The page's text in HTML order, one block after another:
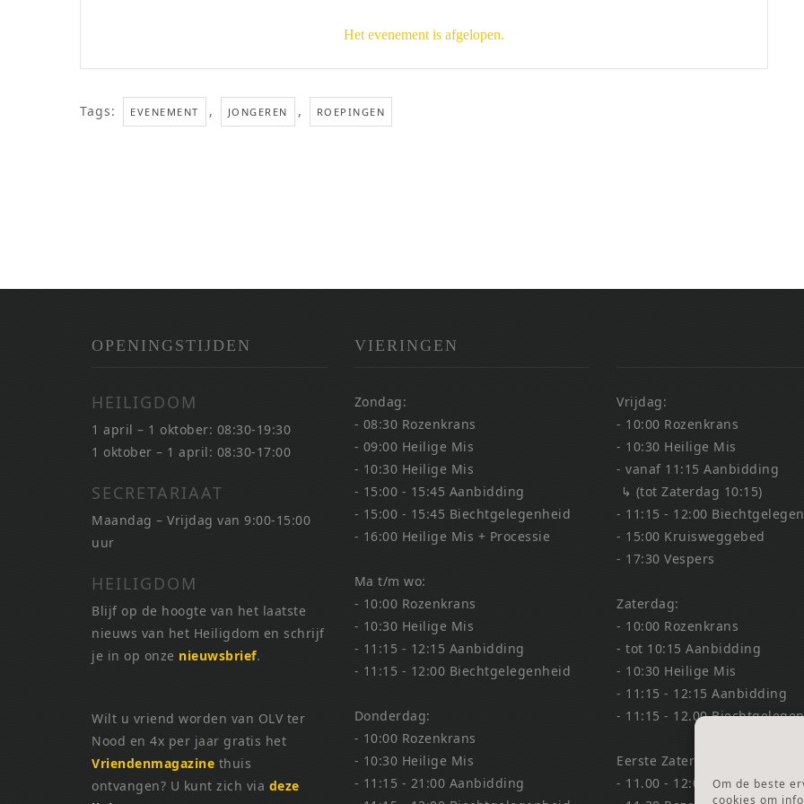
Om de beste
cookies om
Het evenement is afgelopen.
Tags: EVENEMENT , JONGEREN , ROEPINGEN
OPENINGSTIJDEN
HEILIGDOM
1 april – 1 oktober: 08:30-19:30
1 oktober – 1 april: 08:30-17:00
SECRETARIAAT
Maandag – Vrijdag van 9:00-15:00
uur
HEILIGDOM
Blijf op de hoogte van het laatste
nieuws van het Heiligdom en schrijf
je in op onze nieuwsbrief.
Wilt u vriend worden van OLV ter
Nood en 4x per jaar gratis het
Vriendenmagazine thuis
ontvangen? U kunt zich via deze
VIERINGEN
Zondag:
- 08:30 Rozenkrans
- 09:00 Heilige Mis
- 10:30 Heilige Mis
- 15:00 - 15:45 Aanbidding
- 15:00 - 15:45 Biechtgelegenheid
- 16:00 Heilige Mis + Processie
Ma t/m wo:
- 10:00 Rozenkrans
- 10:30 Heilige Mis
- 11:15 - 12:15 Aanbidding
- 11:15 - 12:00 Biechtgelegenheid
Donderdag:
- 10:00 Rozenkrans
- 10:30 Heilige Mis
- 11:15 - 21:00 Aanbidding
Vrijdag:
- 10:00 Rozenkrans
- 10:30 Heilige Mis
- vanaf 11:15 Aanbidding
↳ (tot Zaterdag 10:15)
- 11:15 - 12:00
- 15:00 Kruisweggebed
- 17:30 Vespers
Zaterdag:
- 10:00 Rozenkrans
- tot 10:15 Aanbidding
- 10:30 Heilige Mis
- 11:15 - 12:15 Aanbidding
- 11:15 - 12.00
Eerste Zaterdag Bedevaart:
- 11.00 - 12:00